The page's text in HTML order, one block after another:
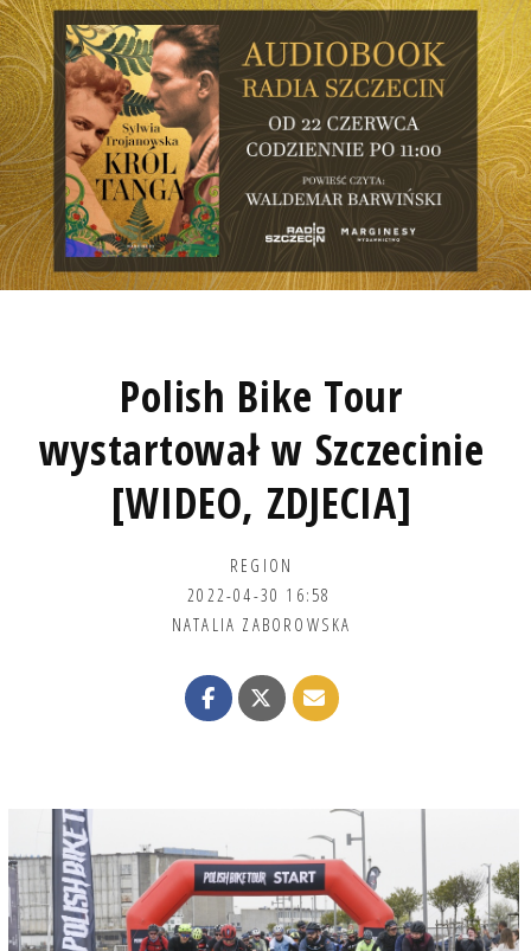
Polish Bike Tour
wystartował w Szczecinie
[WIDEO, ZDJECIA]
REGION
2022-04-30 16:58
NATALIA ZABOROWSKA